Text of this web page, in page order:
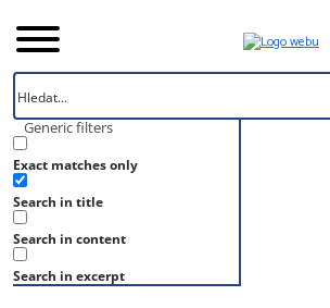
Generic filters
Exact matches only
Search in title
Search in content
Search in excerpt
Úvod
Vzorník
RAL 340 60 10
RAL 340 60 10